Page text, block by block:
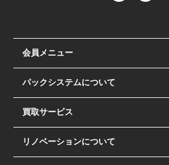
会員メニュー
パックシステムについて
買取サービス
リノベーションについて